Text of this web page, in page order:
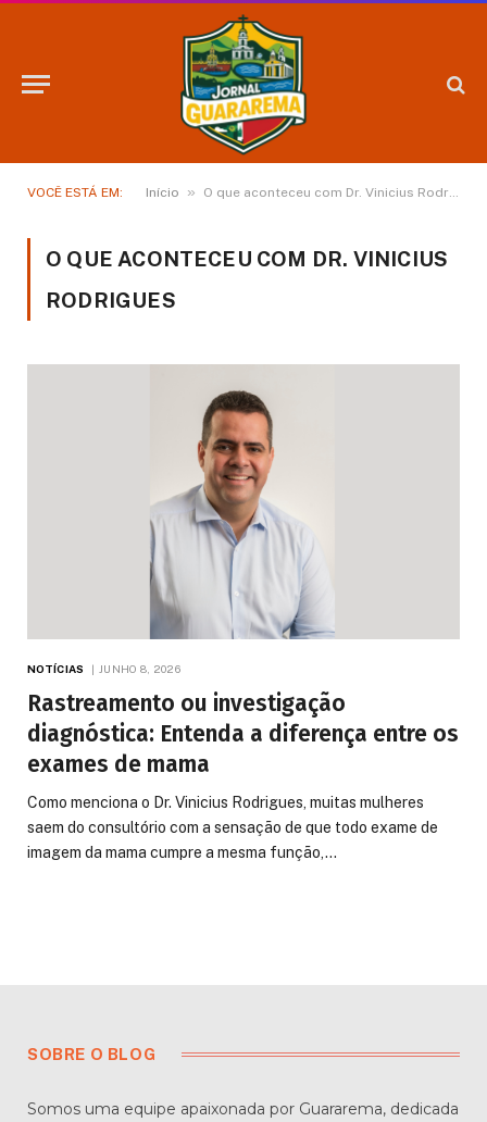
VOCÊ ESTÁ EM: Início » O que aconteceu com Dr. Vinicius Rodrigues
O QUE ACONTECEU COM DR. VINICIUS
RODRIGUES
NOTÍCIAS JUNHO 8, 2026
Rastreamento ou investigação
diagnóstica: Entenda a diferença entre os
exames de mama
Como menciona o Dr. Vinicius Rodrigues, muitas mulheres
saem do consultório com a sensação de que todo exame de
imagem da mama cumpre a mesma função,…
SOBRE O BLOG
Somos uma equipe apaixonada por Guararema, dedicada